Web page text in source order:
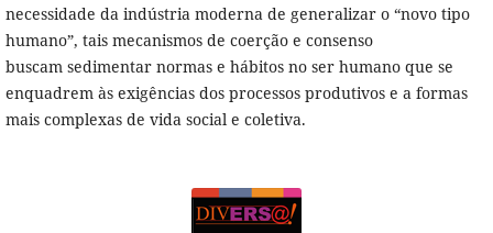
necessidade da indústria moderna de generalizar o “novo tipo
humano”, tais mecanismos de coerção e consenso
buscam sedimentar normas e hábitos no ser humano que se
enquadrem às exigências dos processos produtivos e a formas
mais complexas de vida social e coletiva.